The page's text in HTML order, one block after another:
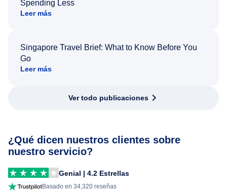
Spending Less
Leer más
Singapore Travel Brief: What to Know Before You
Go
Leer más
Ver todo publicaciones
¿Qué dicen nuestros clientes sobre
nuestro servicio?
Genial | 4.2 Estrellas
Basado en 34,320 reseñas